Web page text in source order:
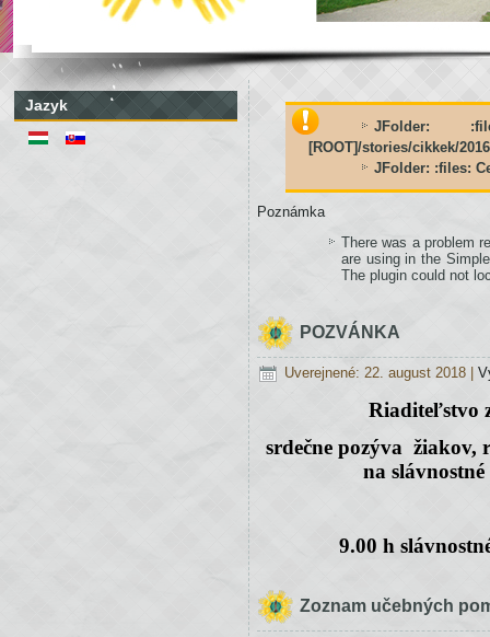
Jazyk
JFolder:
[ROOT]/stories/cikkek/
JFolder: :files:
Poznámka
There was a problem
are using in the
The plugin could not
POZVÁNKA
Uverejnené: 22. august 2018
Riaditeľstvo
srdečne pozýva
na
9.00 h
Zoznam učebných